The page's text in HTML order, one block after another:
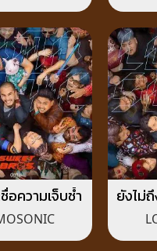
อความเจ็บช้ำ​ ยังไม่